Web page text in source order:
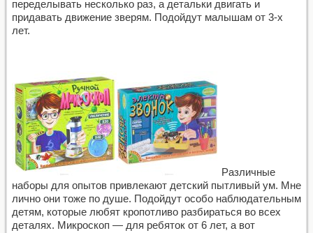
переделывать несколько раз, а детальки двигать и
придавать движение зверям. Подойдут малышам от 3-х
лет.
Различные
наборы для опытов привлекают детский пытливый ум. Мне
лично они тоже по душе. Подойдут особо наблюдательным
детям, которые любят кропотливо разбираться во всех
деталях. Микроскоп — для ребяток от 6 лет, а вот